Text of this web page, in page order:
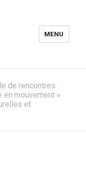
MENU
de rencontres
en mouvement »
et